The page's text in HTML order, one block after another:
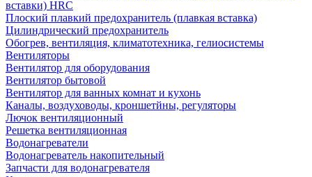
вставки) HRC
Плоский плавкий предохранитель (плавкая вставка)
Цилиндрический предохранитель
Обогрев, вентиляция, климатотехника, гелиосистемы
Вентиляторы
Вентилятор для оборудования
Вентилятор бытовой
Вентилятор для ванных комнат и кухонь
Каналы, воздуховоды, кроншетйны, регуляторы
Лючок вентиляционный
Решетка вентиляционная
Водонагреватели
Водонагреватель накопительный
Запчасти для водонагревателя